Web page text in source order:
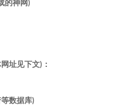
的神网)
址见下文)：
数据库)